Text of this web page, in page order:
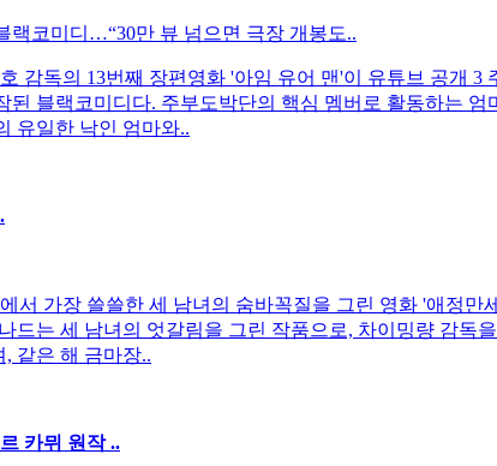
랙코미디…“30만 뷰 넘으면 극장 개봉도..
감독의 13번째 장편영화 '아임 유어 맨'이 유튜브 공개
된 블랙코미디다. 주부도박단의 핵심 멤버로 활동하는
유일한 낙인 엄마와..
서 가장 쓸쓸한 세 남녀의 숨바꼭질을 그린 영화 '애정
드는 세 남녀의 엇갈림을 그린 작품으로, 차이밍량 감독
같은 해 금마장..
카뮈 원작 ..